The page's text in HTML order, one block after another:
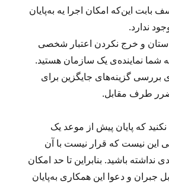
بابت این‌که امکان اجرا یه به‌پایان
ندارد.
و خرج نکردن اعتبار شخصی
شما نماینده‌ی یک سازمان هستید.
بررسی گزینه‌های جایگزین برای
طرف مقابل.
که پایان پیش از موعد یک
این نیست که قرار نیست با آن
باشید. بنابراین تا حد امکان
جبران و دعوا این همکاری به‌پایان